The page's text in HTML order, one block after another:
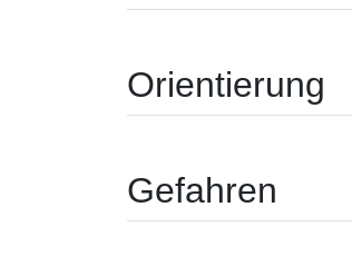
Orientierung
Gefahren